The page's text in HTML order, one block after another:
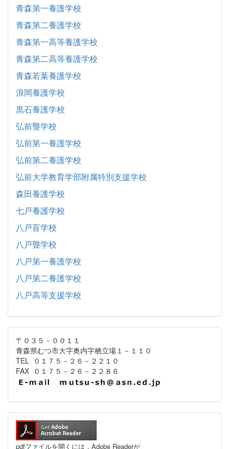
青森第一養護学校
青森第二養護学校
青森第一高等養護学校
青森第二高等養護学校
青森若葉養護学校
浪岡養護学校
黒石養護学校
弘前聾学校
弘前第一養護学校
弘前第二養護学校
弘前大学教育学部附属特別支援学校
森田養護学校
七戸養護学校
八戸盲学校
八戸聾学校
八戸第一養護学校
八戸第二養護学校
八戸高等支援学校
〒０３５－００１１
青森県むつ市大字奥内字栖立場１－１１０
TEL ０１７５－２６－２２１０
FAX ０１７５－２６－２２８６
pdfファイルを開くには，Adobe Readerが